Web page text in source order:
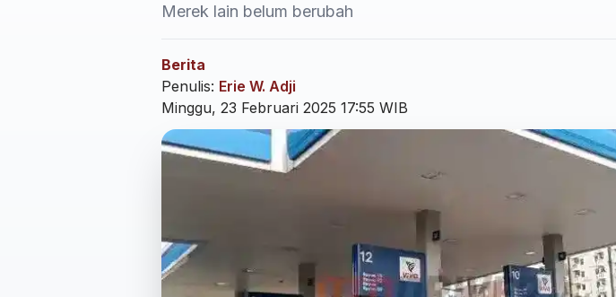
Merek lain belum berubah
Berita
Penulis: Erie W. Adji
Minggu, 23 Februari 2025 17:55 WIB